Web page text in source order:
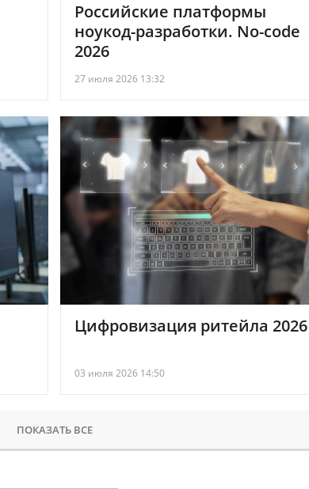
Российские платформы
ноукод-разработки. No-code
2026
27 июля 2026 13:32
Цифровизация ритейла 2026
03 июля 2026 14:50
ПОКАЗАТЬ ВСЕ